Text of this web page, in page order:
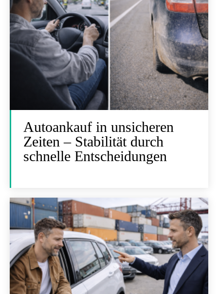
Autoankauf in unsicheren
Zeiten – Stabilität durch
schnelle Entscheidungen